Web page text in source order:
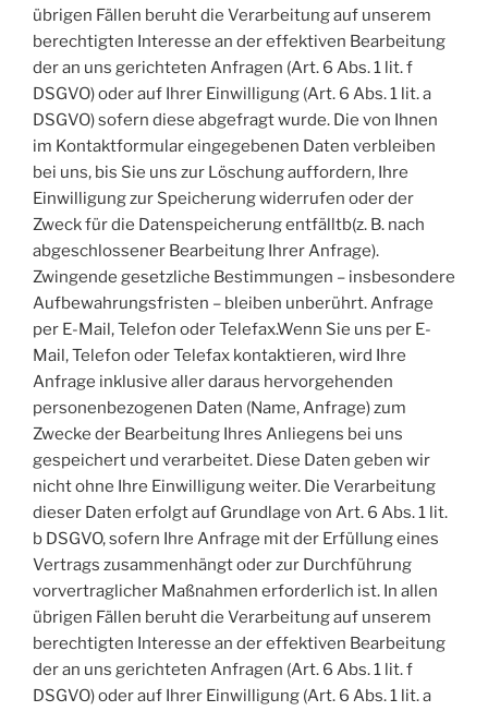
übrigen Fällen beruht die Verarbeitung auf unserem
berechtigten Interesse an der effektiven Bearbeitung
der an uns gerichteten Anfragen (Art. 6 Abs. 1 lit. f
DSGVO) oder auf Ihrer Einwilligung (Art. 6 Abs. 1 lit. a
DSGVO) sofern diese abgefragt wurde. Die von Ihnen
im Kontaktformular eingegebenen Daten verbleiben
bei uns, bis Sie uns zur Löschung auffordern, Ihre
Einwilligung zur Speicherung widerrufen oder der
Zweck für die Datenspeicherung entfälltb(z. B. nach
abgeschlossener Bearbeitung Ihrer Anfrage).
Zwingende gesetzliche Bestimmungen – insbesondere
Aufbewahrungsfristen – bleiben unberührt. Anfrage
per E-Mail, Telefon oder Telefax.Wenn Sie uns per E-
Mail, Telefon oder Telefax kontaktieren, wird Ihre
Anfrage inklusive aller daraus hervorgehenden
personenbezogenen Daten (Name, Anfrage) zum
Zwecke der Bearbeitung Ihres Anliegens bei uns
gespeichert und verarbeitet. Diese Daten geben wir
nicht ohne Ihre Einwilligung weiter. Die Verarbeitung
dieser Daten erfolgt auf Grundlage von Art. 6 Abs. 1 lit.
b DSGVO, sofern Ihre Anfrage mit der Erfüllung eines
Vertrags zusammenhängt oder zur Durchführung
vorvertraglicher Maßnahmen erforderlich ist. In allen
übrigen Fällen beruht die Verarbeitung auf unserem
berechtigten Interesse an der effektiven Bearbeitung
der an uns gerichteten Anfragen (Art. 6 Abs. 1 lit. f
DSGVO) oder auf Ihrer Einwilligung (Art. 6 Abs. 1 lit. a